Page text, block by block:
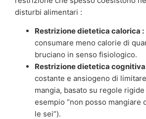
disturbi alimentari :
Restrizione dietetica calorica :
consumare meno calorie di
bruciano in senso fisiologico.
Restrizione dietetica cognitiva
costante e ansiogeno di
mangia, basato su regole
esempio “non posso mangiare
le sei”).